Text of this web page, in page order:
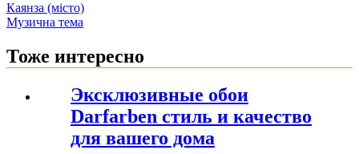
Каянза (місто)
Музична тема
Тоже интересно
Эксклюзивные обои
Darfarben стиль и качество
для вашего дома